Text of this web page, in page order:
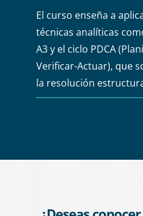
El curso enseña a
técnicas analíticas
A3 y el ciclo PDCA
Verificar-Actuar), que
la resolución